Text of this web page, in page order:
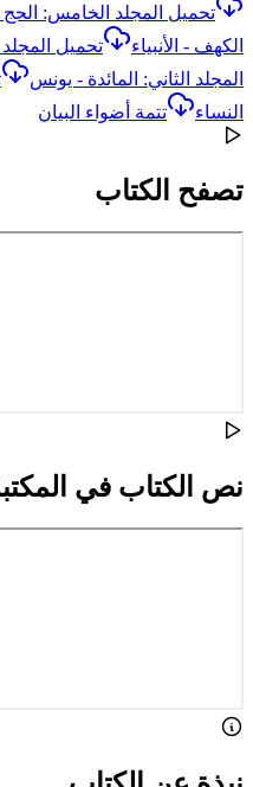
تحميل المجلد الخامس: الحج
الكهف - الأنبياء
تحميل المجلد
المجلد الثاني: المائدة - يونس
النساء
تتمة أضواء البيان
تصفح الكتاب
نص الكتاب في